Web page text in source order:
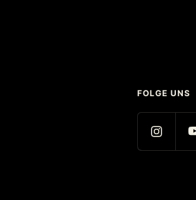
FOLGE UNS